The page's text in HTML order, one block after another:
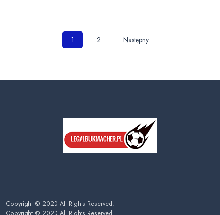
Nawigacja
1 2 Następny
Copyright © 2020 All Rights Reserved.
Copyright © 2020 All Rights Reserved.